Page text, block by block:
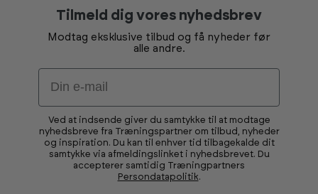
Tilmeld dig vores nyhedsbrev
Modtag eksklusive tilbud og få nyheder før
alle andre.
Email
Ved at indsende giver du samtykke til at modtage
nyhedsbreve fra Træningspartner om tilbud, nyheder
og inspiration. Du kan til enhver tid tilbagekalde dit
samtykke via afmeldingslinket i nyhedsbrevet. Du
accepterer samtidig Træningpartners
Persondatapolitik.